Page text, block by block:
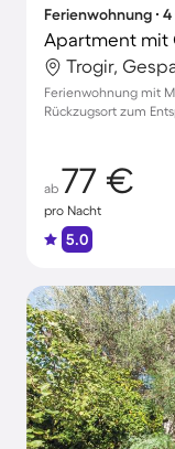
Ferienwohnung ∙
Apartment mit
Ferienwohnung mit
Rückzugsort zum
ab 77 €
pro Nacht
5.0